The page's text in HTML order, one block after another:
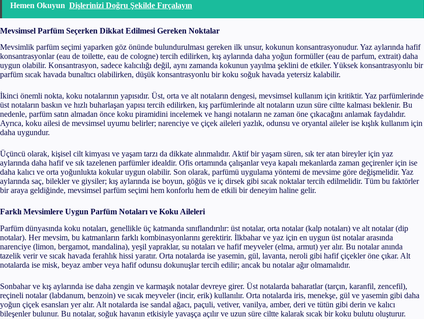
Hemen Okuyun Dişlerinizi Doğru Şekilde Fırçalayın
Mevsimsel Parfüm Seçerken Dikkat Edilmesi Gereken Noktalar
Mevsimlik parfüm seçimi yaparken göz önünde bulundurulması gereken ilk unsur, kokunun konsantrasyonudur. Yaz aylarında hafif
konsantrasyonlar (eau de toilette, eau de cologne) tercih edilirken, kış aylarında daha yoğun formüller (eau de parfum, extrait) daha
uygun olabilir. Konsantrasyon, sadece kalıcılığı değil, aynı zamanda kokunun yayılma şeklini de etkiler. Yüksek konsantrasyonlu bir
parfüm sıcak havada bunaltıcı olabilirken, düşük konsantrasyonlu bir koku soğuk havada yetersiz kalabilir.
İkinci önemli nokta, koku notalarının yapısıdır. Üst, orta ve alt notaların dengesi, mevsimsel kullanım için kritiktir. Yaz parfümlerinde
üst notaların baskın ve hızlı buharlaşan yapısı tercih edilirken, kış parfümlerinde alt notaların uzun süre ciltte kalması beklenir. Bu
nedenle, parfüm satın almadan önce koku piramidini incelemek ve hangi notaların ne zaman öne çıkacağını anlamak faydalıdır.
Ayrıca, koku ailesi de mevsimsel uyumu belirler; narenciye ve çiçek aileleri yazlık, odunsu ve oryantal aileler ise kışlık kullanım için
daha uygundur.
Üçüncü olarak, kişisel cilt kimyası ve yaşam tarzı da dikkate alınmalıdır. Aktif bir yaşam süren, sık ter atan bireyler için yaz
aylarında daha hafif ve sık tazelenen parfümler idealdir. Ofis ortamında çalışanlar veya kapalı mekanlarda zaman geçirenler için ise
daha kalıcı ve orta yoğunlukta kokular uygun olabilir. Son olarak, parfümü uygulama yöntemi de mevsime göre değişmelidir. Yaz
aylarında saç, bilekler ve giysiler; kış aylarında ise boyun, göğüs ve iç dirsek gibi sıcak noktalar tercih edilmelidir. Tüm bu faktörler
bir araya geldiğinde, mevsimsel parfüm seçimi hem konforlu hem de etkili bir deneyim haline gelir.
Farklı Mevsimlere Uygun Parfüm Notaları ve Koku Aileleri
Parfüm dünyasında koku notaları, genellikle üç katmanda sınıflandırılır: üst notalar, orta notalar (kalp notaları) ve alt notalar (dip
notalar). Her mevsim, bu katmanların farklı kombinasyonlarını gerektirir. İlkbahar ve yaz için en uygun üst notalar arasında
narenciye (limon, bergamot, mandalina), yeşil yapraklar, su notaları ve hafif meyveler (elma, armut) yer alır. Bu notalar anında
tazelik verir ve sıcak havada ferahlık hissi yaratır. Orta notalarda ise yasemin, gül, lavanta, neroli gibi hafif çiçekler öne çıkar. Alt
notalarda ise misk, beyaz amber veya hafif odunsu dokunuşlar tercih edilir; ancak bu notalar ağır olmamalıdır.
Sonbahar ve kış aylarında ise daha zengin ve karmaşık notalar devreye girer. Üst notalarda baharatlar (tarçın, karanfil, zencefil),
reçineli notalar (labdanum, benzoin) ve sıcak meyveler (incir, erik) kullanılır. Orta notalarda iris, menekşe, gül ve yasemin gibi daha
yoğun çiçek esansları yer alır. Alt notalarda ise sandal ağacı, paçuli, vetiver, vanilya, amber, deri ve tütün gibi derin ve kalıcı
bileşenler bulunur. Bu notalar, soğuk havanın etkisiyle yavaşça açılır ve uzun süre ciltte kalarak sıcak bir koku bulutu oluşturur.